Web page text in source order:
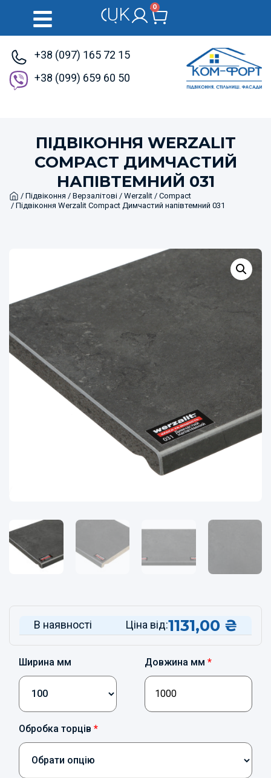
UK
RU 0
+38 (097) 165 72 15
+38 (099) 659 60 50
ПІДВІКОННЯ WERZALIT
COMPACT ДИМЧАСТИЙ
НАПІВТЕМНИЙ 031
Home
/ Підвіконня / Верзалітові / Werzalit / Compact
/ Підвіконня Werzalit Compact Димчастий напівтемний 031
В наявності Ціна від:1131,00 ₴
Ширина мм Довжина мм *
Обробка торців *